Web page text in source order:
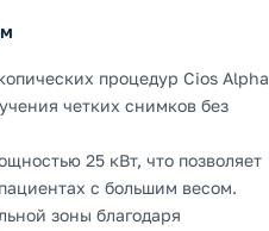
процедур Cios Alpha
четких снимков без
25 кВт, что позволяет
с большим весом.
зоны благодаря